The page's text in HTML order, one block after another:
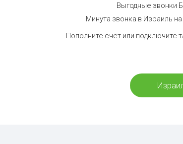
Выгодные звонки
Минута звонка в Израиль
Пополните счёт или подключите